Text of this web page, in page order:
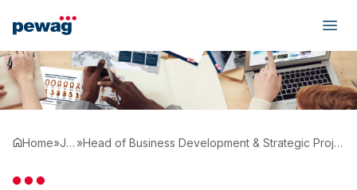
Home» Job » Head of Business Development & Strategic Projects (m/w/d)